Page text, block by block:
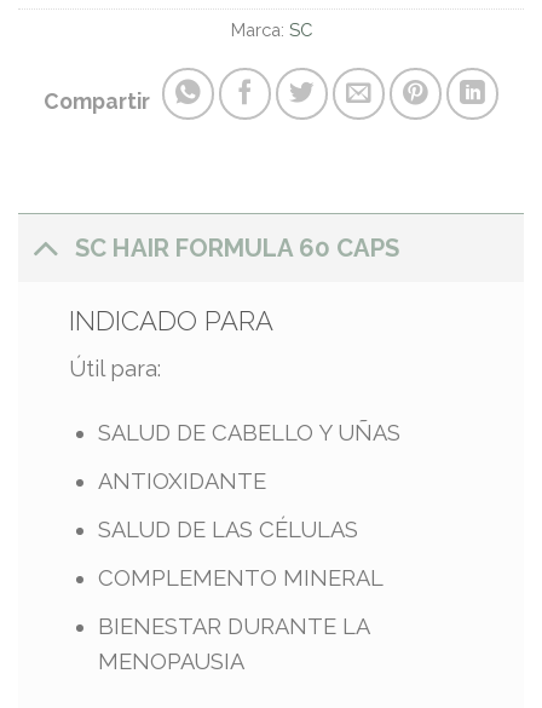
Marca: SC
Compartir
SC HAIR FORMULA 60 CAPS
INDICADO PARA
Útil para:
​SALUD DE CABELLO Y UÑAS
ANTIOXIDANTE
SALUD DE LAS CÉLULAS
COMPLEMENTO MINERAL
BIENESTAR DURANTE LA
MENOPAUSIA